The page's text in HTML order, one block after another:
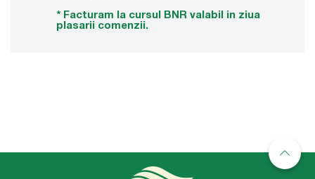
* Facturam la cursul BNR valabil in ziua
plasarii comenzii.